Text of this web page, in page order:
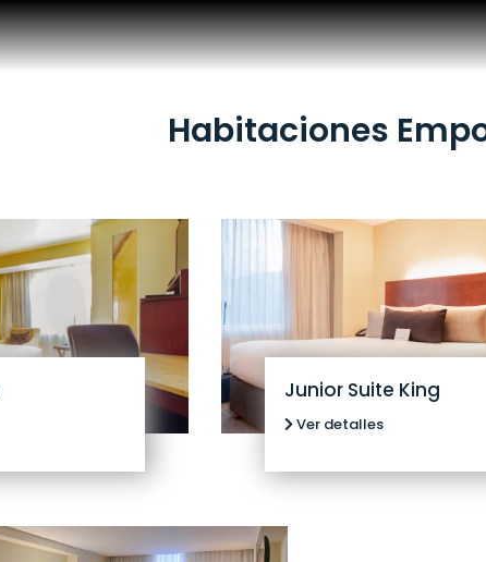
Habitaciones
Junior Suite King
Ver detalles